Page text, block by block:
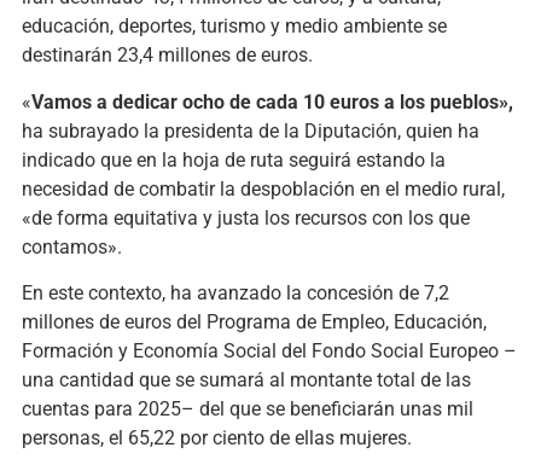
educación, deportes, turismo y medio ambiente se
destinarán 23,4 millones de euros.
«Vamos a dedicar ocho de cada 10 euros a los pueblos»,
ha subrayado la presidenta de la Diputación, quien ha
indicado que en la hoja de ruta seguirá estando la
necesidad de combatir la despoblación en el medio rural,
«de forma equitativa y justa los recursos con los que
contamos».
En este contexto, ha avanzado la concesión de 7,2
millones de euros del Programa de Empleo, Educación,
Formación y Economía Social del Fondo Social Europeo –
una cantidad que se sumará al montante total de las
cuentas para 2025– del que se beneficiarán unas mil
personas, el 65,22 por ciento de ellas mujeres.